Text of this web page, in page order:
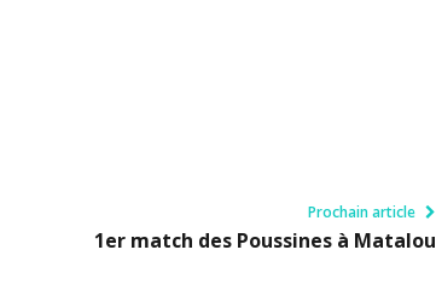
Prochain article
1er match des Poussines à Matalou